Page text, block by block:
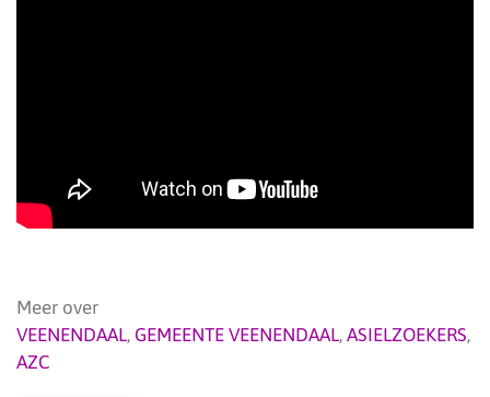
Meer over
VEENENDAAL, GEMEENTE VEENENDAAL, ASIELZOEKERS,
AZC